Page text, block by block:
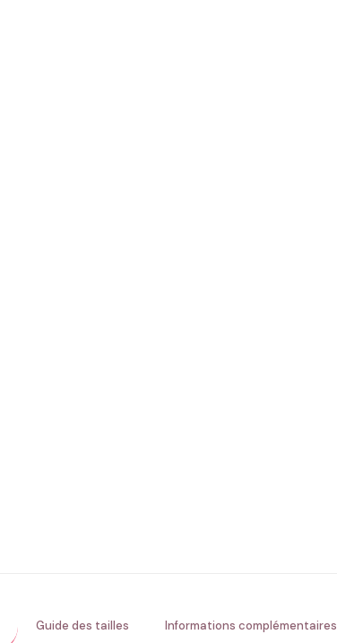
Guide des tailles Informations complémentaires